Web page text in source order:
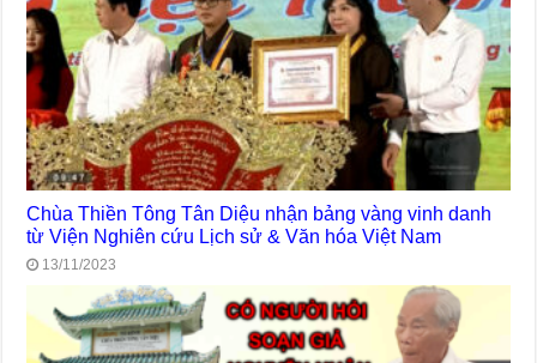
Chùa Thiền Tông Tân Diệu nhận bảng vàng vinh danh
từ Viện Nghiên cứu Lịch sử & Văn hóa Việt Nam
13/11/2023